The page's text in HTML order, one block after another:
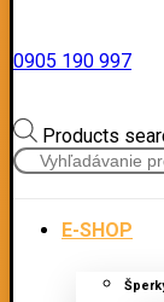
0905 190 997
Products
E-SHOP